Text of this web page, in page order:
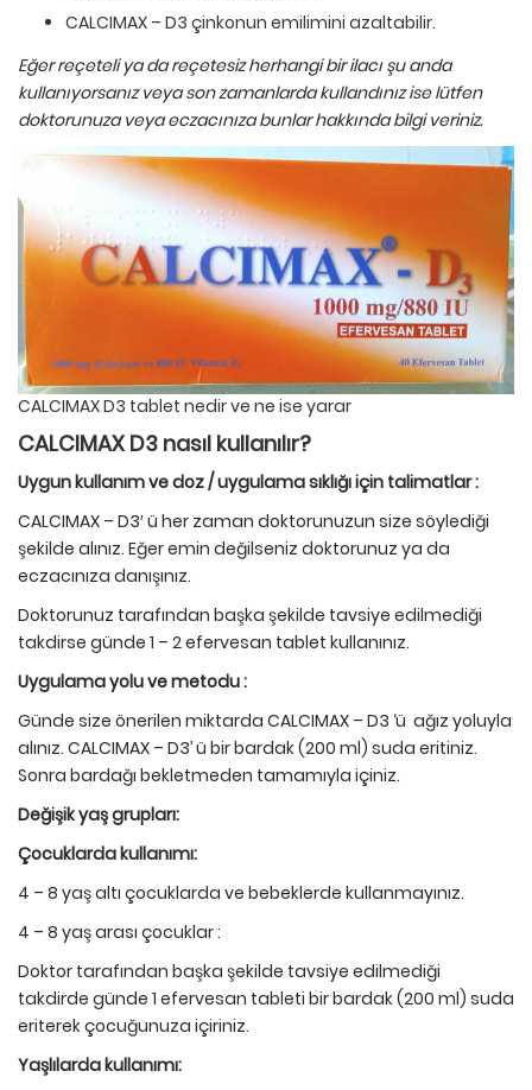
CALCIMAX – D3 çinkonun emilimini azaltabilir.
Eğer reçeteli ya da reçetesiz herhangi bir ilacı şu anda
kullanıyorsanız veya son zamanlarda kullandınız ise lütfen
doktorunuza veya eczacınıza bunlar hakkında bilgi veriniz.
CALCIMAX D3 tablet nedir ve ne ise yarar
CALCIMAX D3 nasıl kullanılır?
Uygun kullanım ve doz / uygulama sıklığı için talimatlar :
CALCIMAX – D3′ ü her zaman doktorunuzun size söylediği
şekilde alınız. Eğer emin değilseniz doktorunuz ya da
eczacınıza danışınız.
Doktorunuz tarafından başka şekilde tavsiye edilmediği
takdirse günde 1 – 2 efervesan tablet kullanınız.
Uygulama yolu ve metodu :
Günde size önerilen miktarda CALCIMAX – D3 ‘ü ağız yoluyla
alınız. CALCIMAX – D3’ ü bir bardak (200 ml) suda eritiniz.
Sonra bardağı bekletmeden tamamıyla içiniz.
Değişik yaş grupları:
Çocuklarda kullanımı:
4 – 8 yaş altı çocuklarda ve bebeklerde kullanmayınız.
4 – 8 yaş arası çocuklar :
Doktor tarafından başka şekilde tavsiye edilmediği
takdirde günde 1 efervesan tableti bir bardak (200 ml) suda
eriterek çocuğunuza içiriniz.
Yaşlılarda kullanımı: